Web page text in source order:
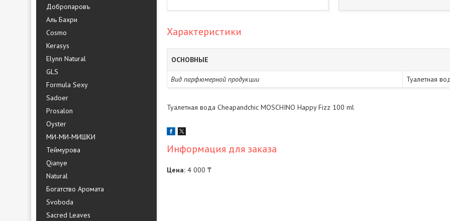
Добропаровъ
Аль Бахри
Cosmo
Kerasys
Elynn Natural
GLS
Formula Sexy
Sadoer
Prosalon
Oyster
МИ-МИ-МИШКИ
Теймурова
Qianye
Natural
Богатство Аромата
Svoboda
Sacred Leaves
Характеристики
ОСНОВНЫЕ
Вид парфюмерной продукции Туалетная
Туалетная вода Cheapandchic MOSCHINO Happy Fizz 100 ml
Информация для заказа
Цена: 4 000 ₸